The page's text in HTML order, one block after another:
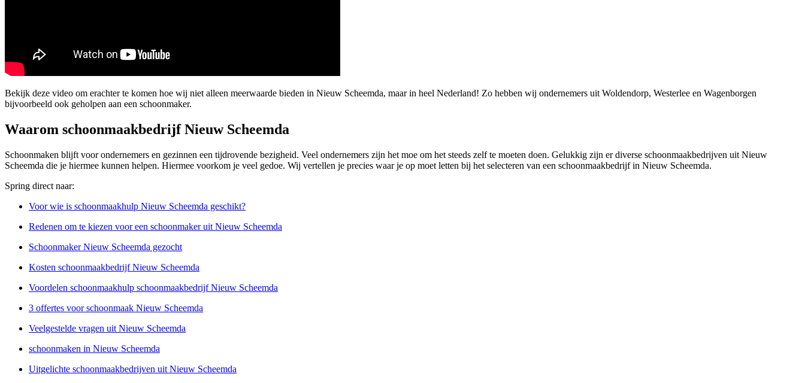
Bekijk deze video om erachter te komen hoe wij niet alleen meerwaarde bieden in Nieuw Scheemda, maar in heel Nederland! Zo hebben wij ondernemers uit Woldendorp, Westerlee en Wagenborgen
bijvoorbeeld ook geholpen aan een schoonmaker.
Waarom schoonmaakbedrijf Nieuw Scheemda
Schoonmaken blijft voor ondernemers en gezinnen een tijdrovende bezigheid. Veel ondernemers zijn het moe om het steeds zelf te moeten doen. Gelukkig zijn er diverse schoonmaakbedrijven uit Nieuw
Scheemda die je hiermee kunnen helpen. Hiermee voorkom je veel gedoe. Wij vertellen je precies waar je op moet letten bij het selecteren van een schoonmaakbedrijf in Nieuw Scheemda.
Spring direct naar:
Voor wie is schoonmaakhulp Nieuw Scheemda geschikt?
Redenen om te kiezen voor een schoonmaker uit Nieuw Scheemda
Schoonmaker Nieuw Scheemda gezocht
Kosten schoonmaakbedrijf Nieuw Scheemda
Voordelen schoonmaakhulp schoonmaakbedrijf Nieuw Scheemda
3 offertes voor schoonmaak Nieuw Scheemda
Veelgestelde vragen uit Nieuw Scheemda
schoonmaken in Nieuw Scheemda
Uitgelichte schoonmaakbedrijven uit Nieuw Scheemda